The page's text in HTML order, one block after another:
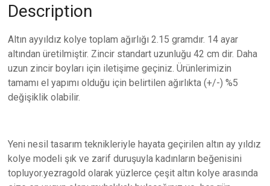
Description
Altın ayyıldız kolye toplam ağırlığı 2.15 gramdır. 14 ayar
altından üretilmiştir. Zincir standart uzunluğu 42 cm dir. Daha
uzun zincir boyları için iletişime geçiniz. Ürünlerimizin
tamamı el yapımı olduğu için belirtilen ağırlıkta (+/-) %5
değişiklik olabilir.
Yeni nesil tasarım teknikleriyle hayata geçirilen altın ay yıldız
kolye modeli şık ve zarif duruşuyla kadınların beğenisini
topluyor.yezragold olarak yüzlerce çeşit altın kolye arasında